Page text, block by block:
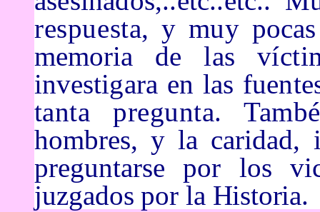
respuesta, y muy
memoria de las
investigara en las
tanta pregunta.
hombres, y la caridad,
preguntarse por los
juzgados porla Historia.